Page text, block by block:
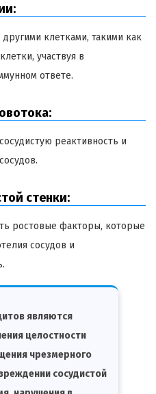
клетками, такими как
участвуя в
ответе.
реактивность и
стенки:
ростовые факторы, которые
сосудов и
являются
целостности
чрезмерного
сосудистой